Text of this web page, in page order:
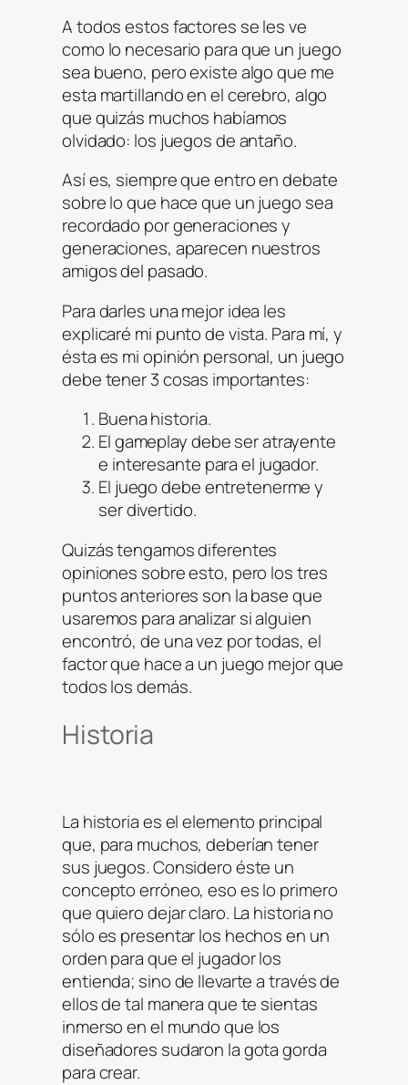
A todos estos factores se les ve
como lo necesario para que un juego
sea bueno, pero existe algo que me
esta martillando en el cerebro, algo
que quizás muchos habíamos
olvidado: los juegos de antaño.
Así es, siempre que entro en debate
sobre lo que hace que un juego sea
recordado por generaciones y
generaciones, aparecen nuestros
amigos del pasado.
Para darles una mejor idea les
explicaré mi punto de vista. Para mí, y
ésta es mi opinión personal, un juego
debe tener 3 cosas importantes:
Buena historia.
El gameplay debe ser atrayente
e interesante para el jugador.
El juego debe entretenerme y
ser divertido.
Quizás tengamos diferentes
opiniones sobre esto, pero los tres
puntos anteriores son la base que
usaremos para analizar si alguien
encontró, de una vez por todas, el
factor que hace a un juego mejor que
todos los demás.
Historia
La historia es el elemento principal
que, para muchos, deberían tener
sus juegos. Considero éste un
concepto erróneo, eso es lo primero
que quiero dejar claro. La historia no
sólo es presentar los hechos en un
orden para que el jugador los
entienda; sino de llevarte a través de
ellos de tal manera que te sientas
inmerso en el mundo que los
diseñadores sudaron la gota gorda
para crear.